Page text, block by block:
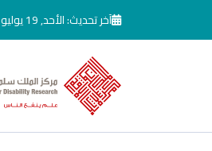
تجاوز إلى المحتوى الرئيسيآخر تحديث: الأحد, 19 يوليو 2026